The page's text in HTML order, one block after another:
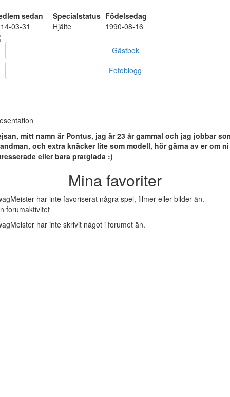
sedan Specialstatus Födelsedag
03-31
Hjälte 1990-08-16
Gästbok
Fotoblogg
mitt namn är Pontus, jag är 23 år gammal och jag jobbar
och extra knäcker lite som modell, hör gärna av er om
eller bara pratglada :)
Mina favoriter
har inte favoriserat några spel, filmer eller bilder än.
forumaktivitet
har inte skrivit något i forumet än.